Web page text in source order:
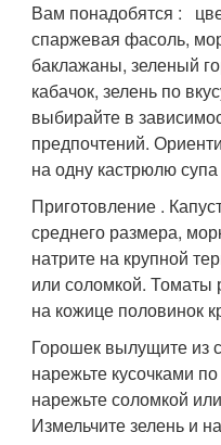
Вам понадобятся :
спаржевая фасоль,
баклажаны, зеленый
кабачок, зелень по
выбирайте в
предпочтений.
на одну кастрюлю
Приготовление .
среднего размера,
натрите на крупной
или соломкой. Томаты
на кожице половинок
Горошек вылущите из
нарежьте кусочками
нарежьте соломкой
Измельчите зелень и